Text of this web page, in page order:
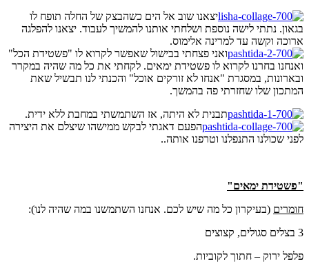
יצאנו שוב אל הים כשהבצק של החלה תופח לו
בגאון. נתתי לישה נוספת ושלחתי אותנו להמשיך לעבוד. יצאנו להפלגה
ארוכה וקשה עד למרינה אלימוס.
ואני פצחתי בבישול שאפשר לקרוא לו "פשטידת הכל"
ואנחנו בחרנו לקרוא לו פשטידת ימאים. לקחתי את כל מה שהיה במקרר
ובארונות, במסגרת "אנחו לא זורקים אוכל" והכנתי לנו תבשיל שאת
המתכון שלו שחזרתי פה בהמשך.
תבנית לא היתה, אז השתמשתי במחבת ללא ידית.
הפעם דאגתי לבקש ממישהו שיצלם את היצירה
לפני שכולנו התנפלנו וטרפנו אותה..
"פשטידת ימאים"
חומרים(בעיקרון כל מה שיש לכם. אנחנו השתמשנו במה שהיה לנו):
פלפל ירוק – חתוך לקוביות.